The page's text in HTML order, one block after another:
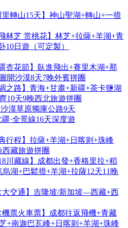
里轉山15天】神山聖湖+轉山+一措
林芝 赏桃花】林芝+拉薩+羊湖+青
10日遊（可定製）
杏花節】臥進飛出+賽里木湖+那
開沙漠8天7晚外賓拼團
之路】青海+甘肅+新疆+茶卡鹽湖
10天9晚西北旅遊拼團
沙漠草原獨庫公路9天
·全景線16天深度遊
行程】拉薩+羊湖+日喀则+珠峰
西藏旅遊拼團
川藏線】成都出發+香格里拉+稻
湖+巴鬆措+羊湖+拉薩12天11晚
大交通】吉隆坡/新加坡—西藏+西
機票火車票】成都往返飛機+青藏
+南迦巴瓦峰+日喀则+羊湖+珠峰